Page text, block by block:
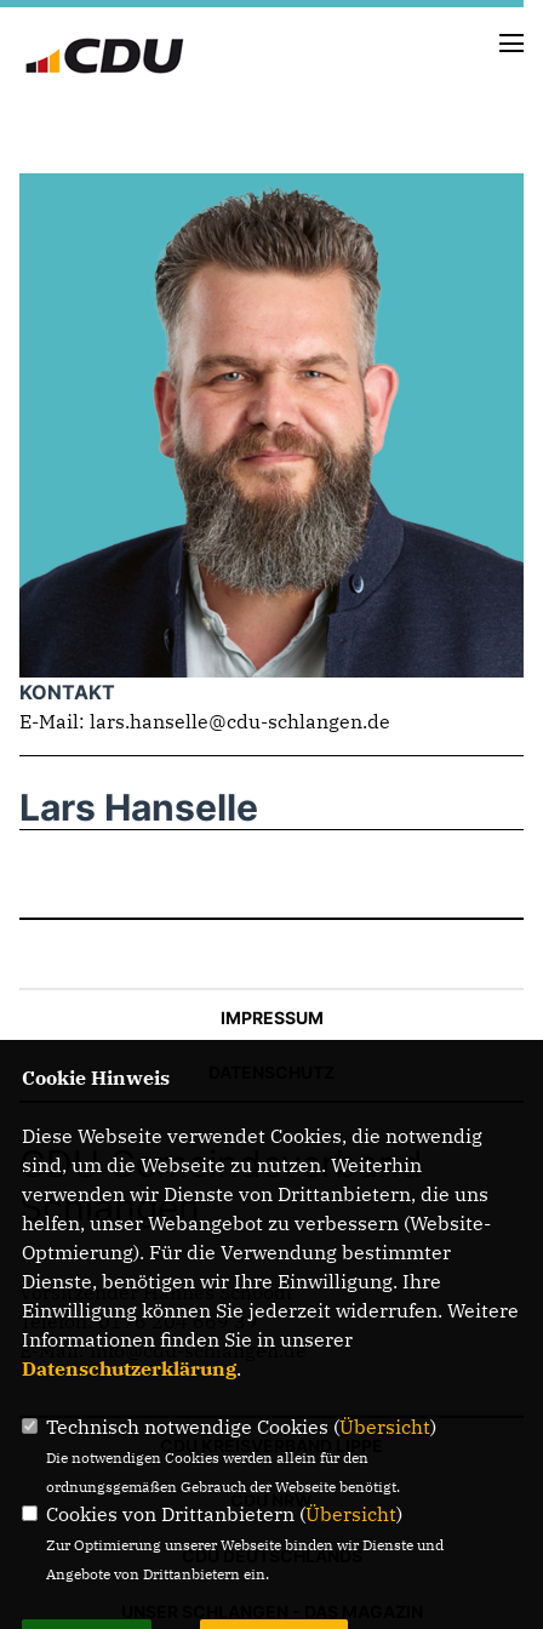
NEUIGKEITEN
TERMINE
VORSTAND
RAT
SACHKUNDIGE BÜRGER
AUSSCHÜSSE & DRITTORGANISATIONEN
ANTRÄGE
VORSTAND
ABGEORDNETE
Mitglied werden
SPENDEN
KONTAKT
E-Mail: lars.hanselle@cdu-schlangen.de
Lars Hanselle
IMPRESSUM
CDU Gemeindeverband
Schlangen
Vorsitzender Hannes Schoodt
Telefon: 0176 204 669 39
E-Mail: info@cdu-schlangen.de
CDU NRW
CDU DEUTSCHLANDS
Cookie Hinweis
Diese Webseite verwendet Cookies, die notwendig
sind, um die Webseite zu nutzen. Weiterhin
verwenden wir Dienste von Drittanbietern, die uns
helfen, unser Webangebot zu verbessern (Website-
Optmierung). Für die Verwendung bestimmter
Dienste, benötigen wir Ihre Einwilligung. Ihre
Einwilligung können Sie jederzeit widerrufen. Weitere
Informationen finden Sie in unserer
Datenschutzerklärung.
Technisch notwendige Cookies (Übersicht)
Die notwendigen Cookies werden allein für den
ordnungsgemäßen Gebrauch der Webseite benötigt.
Cookies von Drittanbietern (Übersicht)
Zur Optimierung unserer Webseite binden wir Dienste und
Angebote von Drittanbietern ein.